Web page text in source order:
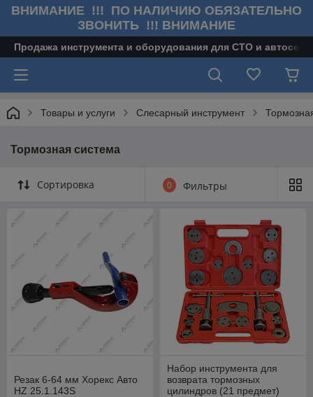
ВНИМАНИЕ !!! ПО НАЛИЧИЮ ОБЯЗАТЕЛЬНО
ЗВОНИТЬ !!! ВНИМАНИЕ
Продажа инструмента и оборудования для СТО и
Товары и услуги Слесарный инструмент
Тормозная система
Сортировка 0 Фильтры
Резак 6-64 мм Хорекс Авто
HZ 25.1.143S
Набор инструмента для
возврата тормозных
цилиндров (21 предмет)